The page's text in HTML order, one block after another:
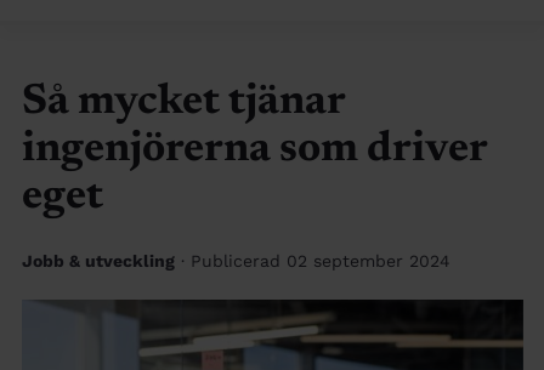
Så mycket tjänar
ingenjörerna som driver
eget
Jobb & utveckling · Publicerad 02 september 2024